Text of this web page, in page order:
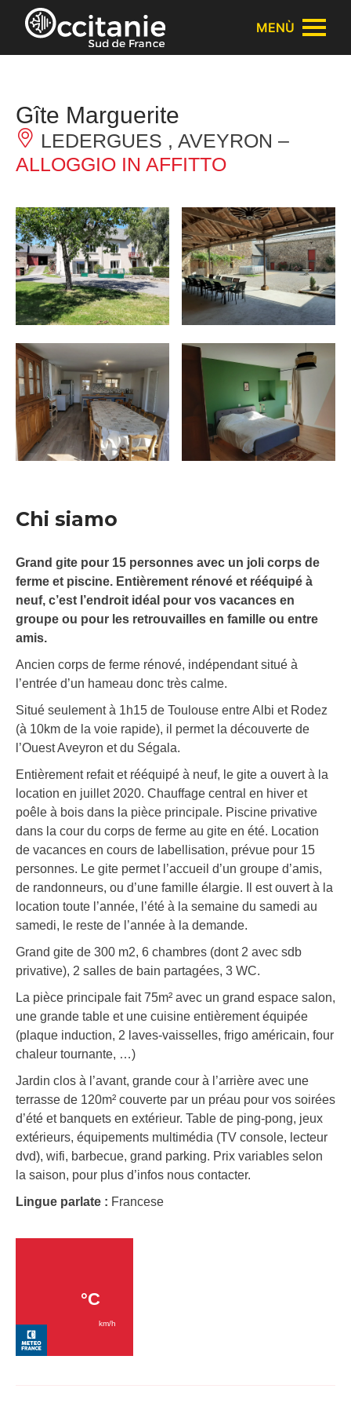
Pannello di gestione dei cookies
MENÙ
Gîte Marguerite
LEDERGUES , AVEYRON –
ALLOGGIO IN AFFITTO
Chi siamo
Grand gite pour 15 personnes avec un joli corps de
ferme et piscine. Entièrement rénové et rééquipé à
neuf, c’est l’endroit idéal pour vos vacances en
groupe ou pour les retrouvailles en famille ou entre
amis.
Ancien corps de ferme rénové, indépendant situé à
l’entrée d’un hameau donc très calme.
Situé seulement à 1h15 de Toulouse entre Albi et Rodez
(à 10km de la voie rapide), il permet la découverte de
l’Ouest Aveyron et du Ségala.
Entièrement refait et rééquipé à neuf, le gite a ouvert à la
location en juillet 2020. Chauffage central en hiver et
poêle à bois dans la pièce principale. Piscine privative
dans la cour du corps de ferme au gite en été. Location
de vacances en cours de labellisation, prévue pour 15
personnes. Le gite permet l’accueil d’un groupe d’amis,
de randonneurs, ou d’une famille élargie. Il est ouvert à la
location toute l’année, l’été à la semaine du samedi au
samedi, le reste de l’année à la demande.
Grand gite de 300 m2, 6 chambres (dont 2 avec sdb
privative), 2 salles de bain partagées, 3 WC.
La pièce principale fait 75m² avec un grand espace salon,
une grande table et une cuisine entièrement équipée
(plaque induction, 2 laves-vaisselles, frigo américain, four
chaleur tournante, …)
Jardin clos à l’avant, grande cour à l’arrière avec une
terrasse de 120m² couverte par un préau pour vos soirées
d’été et banquets en extérieur. Table de ping-pong, jeux
extérieurs, équipements multimédia (TV console, lecteur
dvd), wifi, barbecue, grand parking. Prix variables selon
la saison, pour plus d’infos nous contacter.
Lingue parlate : Francese